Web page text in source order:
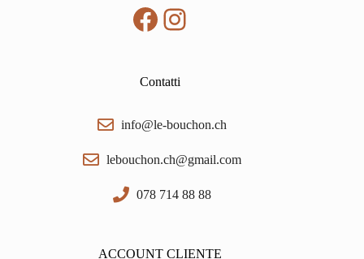
Facebook
Instagram
Contatti
info@le-bouchon.ch
lebouchon.ch@gmail.com
078 714 88 88
ACCOUNT CLIENTE